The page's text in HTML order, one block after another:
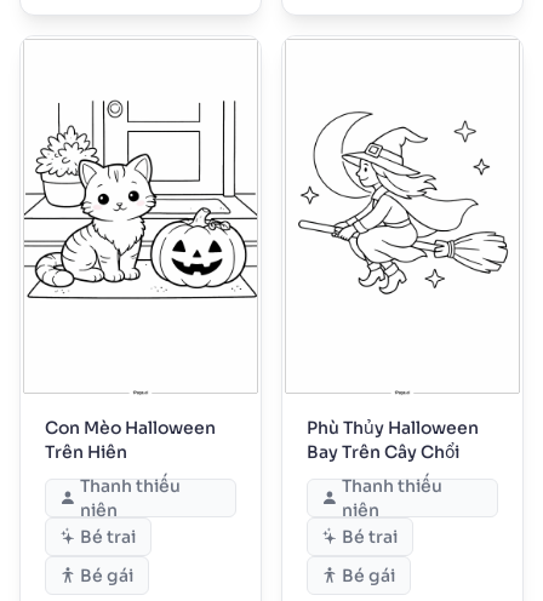
Con Mèo Halloween
Trên Hiên
Thanh thiếu
niên
Bé trai
Bé gái
Phù Thủy Halloween
Bay Trên Cây Chổi
Thanh thiếu
niên
Bé trai
Bé gái